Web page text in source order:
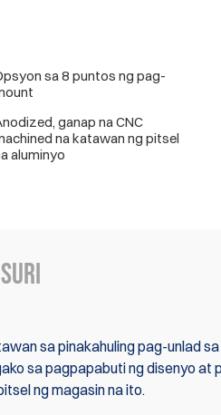
sa 8 puntos ng pag-
ganap na CNC
na katawan ng pitsel
aluminyo
sa pinakahuling pag-unlad
sa pagpapabuti ng disenyo
ng magasin na ito.